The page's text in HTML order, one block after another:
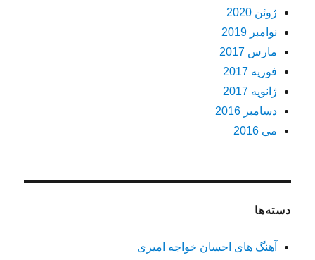
ژوئن 2020
نوامبر 2019
مارس 2017
فوریه 2017
ژانویه 2017
دسامبر 2016
می 2016
دسته‌ها
آهنگ های احسان خواجه امیری